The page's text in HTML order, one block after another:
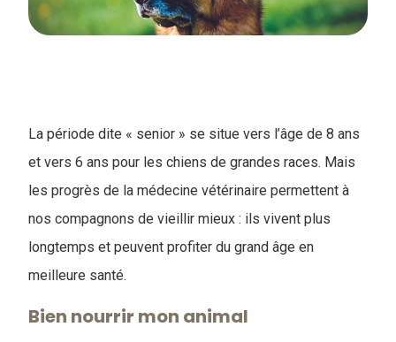
La période dite « senior » se situe vers l’âge de 8 ans
et vers 6 ans pour les chiens de grandes races. Mais
les progrès de la médecine vétérinaire permettent à
nos compagnons de vieillir mieux : ils vivent plus
longtemps et peuvent profiter du grand âge en
meilleure santé.
Bien nourrir mon animal